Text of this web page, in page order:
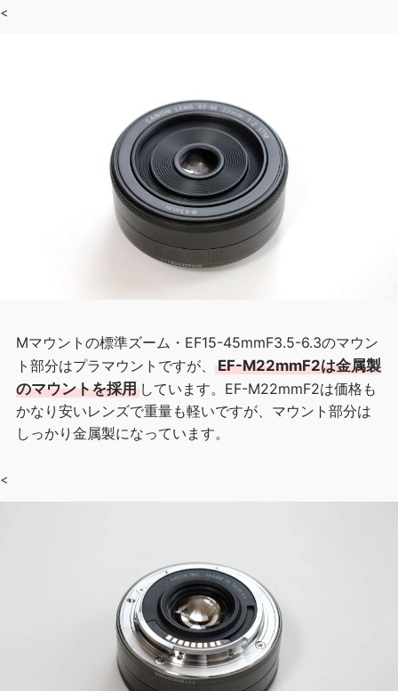
<
Mマウントの標準ズーム・EF15-45mmF3.5-6.3のマウン
ト部分はプラマウントですが、
EF-M22mmF2は金属製
のマウントを採用しています。EF-M22mmF2は価格も
かなり安いレンズで重量も軽いですが、マウント部分は
しっかり金属製になっています。
<